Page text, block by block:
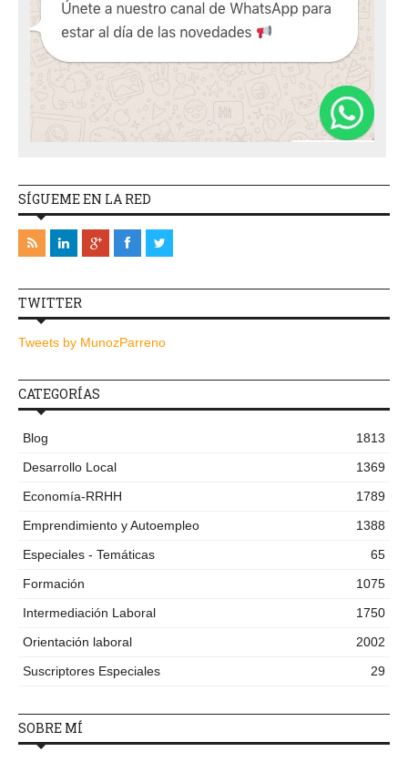
SÍGUEME EN LA RED
TWITTER
Tweets by MunozParreno
CATEGORÍAS
Blog
1813
Desarrollo Local
1369
Economía-RRHH
1789
Emprendimiento y Autoempleo
1388
Especiales - Temáticas
65
Formación
1075
Intermediación Laboral
1750
Orientación laboral
2002
Suscriptores Especiales
29
SOBRE MÍ